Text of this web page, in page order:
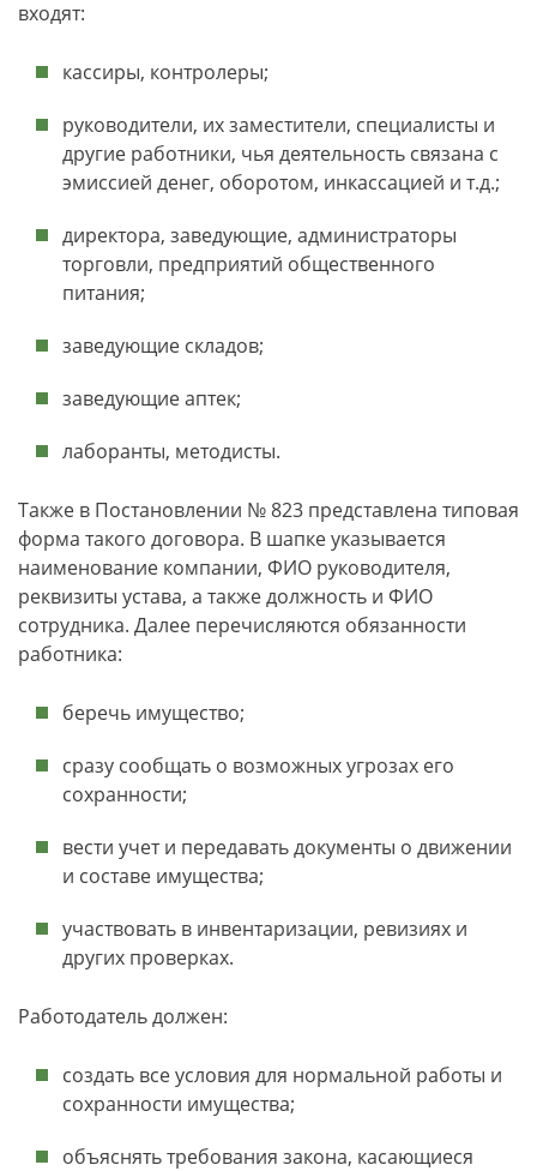
входят:
кассиры, контролеры;
руководители, их заместители, специалисты и
другие работники, чья деятельность связана с
эмиссией денег, оборотом, инкассацией и т.д.;
директора, заведующие, администраторы
торговли, предприятий общественного
питания;
заведующие складов;
заведующие аптек;
лаборанты, методисты.
Также в Постановлении № 823 представлена типовая
форма такого договора. В шапке указывается
наименование компании, ФИО руководителя,
реквизиты устава, а также должность и ФИО
сотрудника. Далее перечисляются обязанности
работника:
беречь имущество;
сразу сообщать о возможных угрозах его
сохранности;
вести учет и передавать документы о движении
и составе имущества;
участвовать в инвентаризации, ревизиях и
других проверках.
Работодатель должен:
создать все условия для нормальной работы и
сохранности имущества;
объяснять требования закона, касающиеся